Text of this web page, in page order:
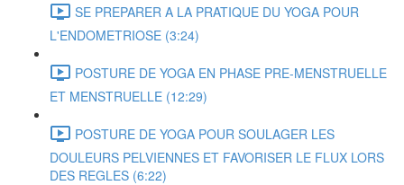
SE PREPARER A LA PRATIQUE DU YOGA POUR
L'ENDOMETRIOSE (3:24)
POSTURE DE YOGA EN PHASE PRE-MENSTRUELLE
ET MENSTRUELLE (12:29)
POSTURE DE YOGA POUR SOULAGER LES
DOULEURS PELVIENNES ET FAVORISER LE FLUX LORS
DES REGLES (6:22)